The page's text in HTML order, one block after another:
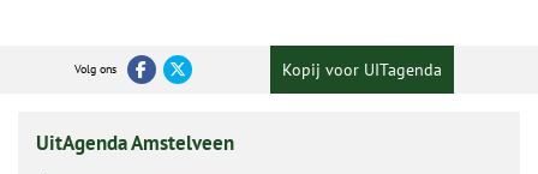
Volg ons Kopij voor UITagenda
UitAgenda Amstelveen